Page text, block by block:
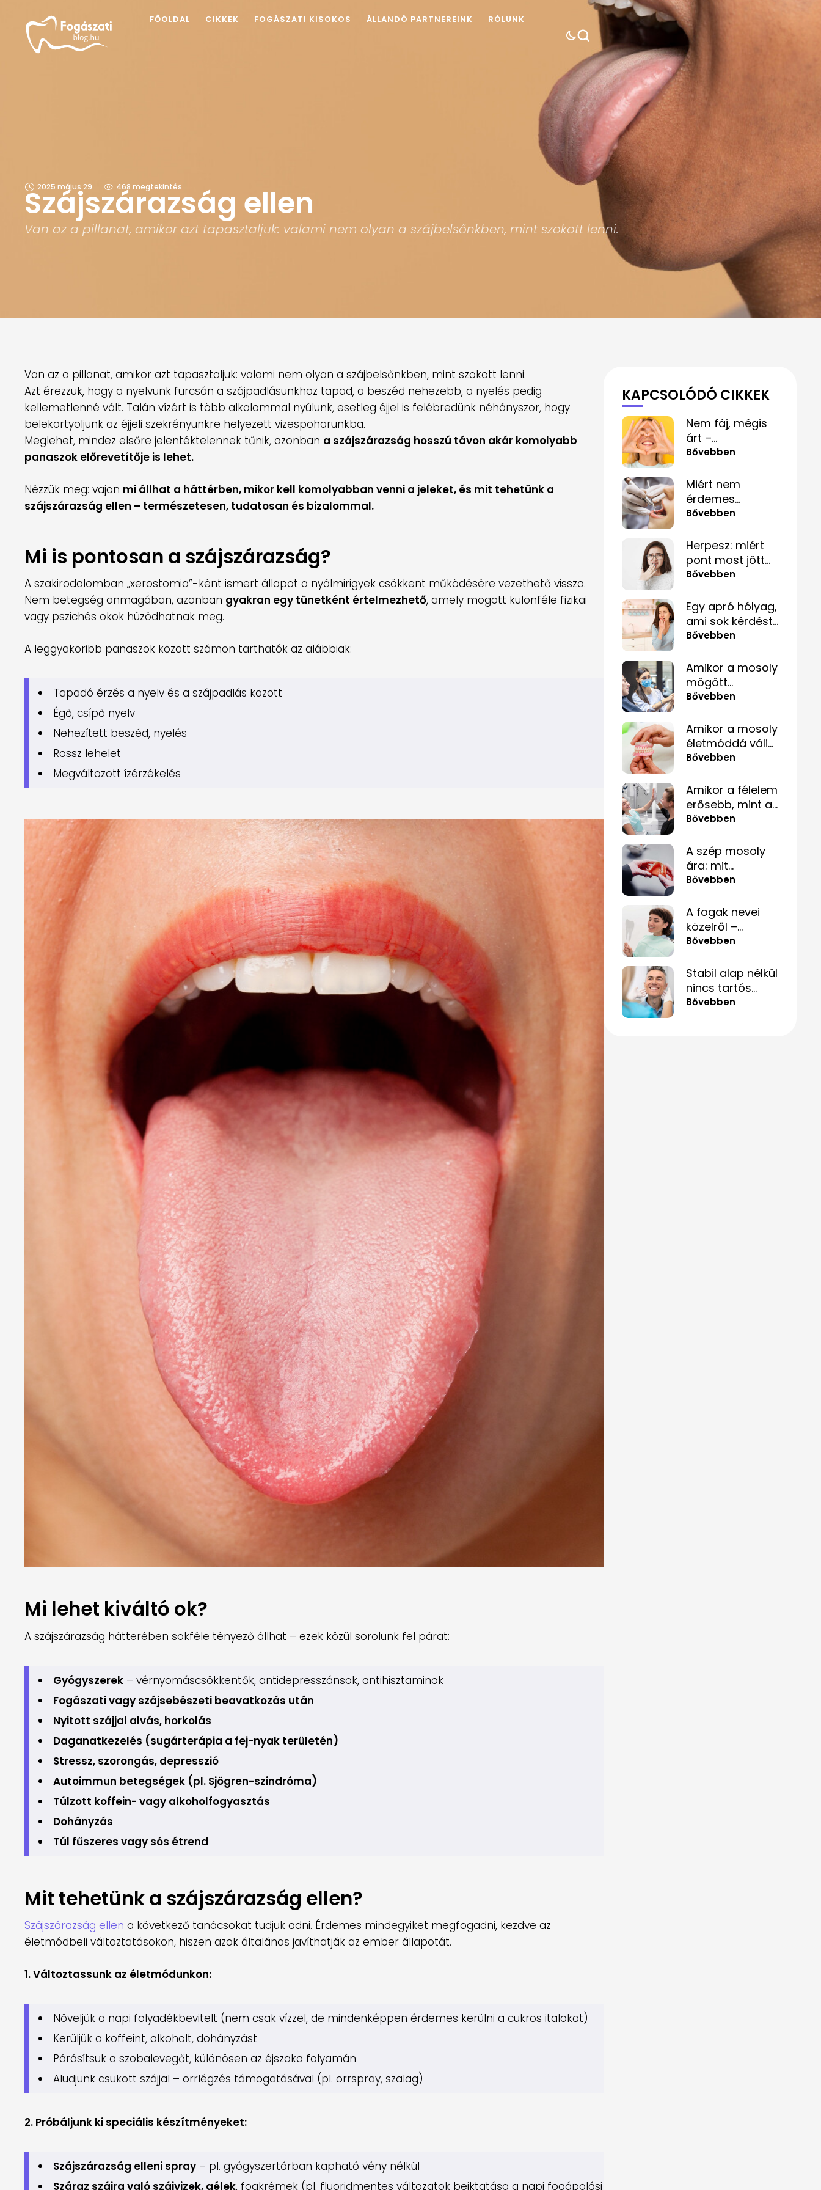
FŐOLDAL CIKKEK FOGÁSZATI KISOKOS ÁLLANDÓ PARTNEREINK RÓLUNK
2025 május 29. 468 megtekintés
Szájszárazság ellen
Van az a pillanat, amikor azt tapasztaljuk: valami nem olyan a szájbelsőnkben, mint szokott lenni.
Van az a pillanat, amikor azt tapasztaljuk: valami nem olyan a szájbelsőnkben, mint szokott lenni.
Azt érezzük, hogy a nyelvünk furcsán a szájpadlásunkhoz tapad, a beszéd nehezebb, a nyelés pedig
kellemetlenné vált. Talán vízért is több alkalommal nyúlunk, esetleg éjjel is felébredünk néhányszor, hogy
belekortyoljunk az éjjeli szekrényünkre helyezett vizespoharunkba.
Meglehet, mindez elsőre jelentéktelennek tűnik, azonban a szájszárazság hosszú távon akár komolyabb
panaszok előrevetítője is lehet.
Nézzük meg: vajon mi állhat a háttérben, mikor kell komolyabban venni a jeleket, és mit tehetünk a
szájszárazság ellen – természetesen, tudatosan és bizalommal.
Mi is pontosan a szájszárazság?
A szakirodalomban „xerostomia”-ként ismert állapot a nyálmirigyek csökkent működésére vezethető vissza.
Nem betegség önmagában, azonban gyakran egy tünetként értelmezhető, amely mögött különféle fizikai
vagy pszichés okok húzódhatnak meg.
A leggyakoribb panaszok között számon tarthatók az alábbiak:
Tapadó érzés a nyelv és a szájpadlás között
Égő, csípő nyelv
Nehezített beszéd, nyelés
Rossz lehelet
Megváltozott ízérzékelés
Mi lehet kiváltó ok?
A szájszárazság hátterében sokféle tényező állhat – ezek közül sorolunk fel párat:
Gyógyszerek – vérnyomáscsökkentők, antidepresszánsok, antihisztaminok
Fogászati vagy szájsebészeti beavatkozás után
Nyitott szájjal alvás, horkolás
Daganatkezelés (sugárterápia a fej-nyak területén)
Stressz, szorongás, depresszió
Autoimmun betegségek (pl. Sjögren-szindróma)
Túlzott koffein- vagy alkoholfogyasztás
Dohányzás
Túl fűszeres vagy sós étrend
Mit tehetünk a szájszárazság ellen?
Szájszárazság ellen a következő tanácsokat tudjuk adni. Érdemes mindegyiket megfogadni, kezdve az
életmódbeli változtatásokon, hiszen azok általános javíthatják az ember állapotát.
1. Változtassunk az életmódunkon:
Növeljük a napi folyadékbevitelt (nem csak vízzel, de mindenképpen érdemes kerülni a cukros italokat)
Kerüljük a koffeint, alkoholt, dohányzást
Párásítsuk a szobalevegőt, különösen az éjszaka folyamán
Aludjunk csukott szájjal – orrlégzés támogatásával (pl. orrspray, szalag)
2. Próbáljunk ki speciális készítményeket:
Szájszárazság elleni spray – pl. gyógyszertárban kapható vény nélkül
Száraz szájra való szájvizek, gélek, fogkrémek (pl. fluoridmentes változatok beiktatása a napi fogápolási
KAPCSOLÓDÓ CIKKEK
Nem fáj, mégis
árt –
mindennapi
amelyek
alattomosan
rombolják a
Bővebben
Miért nem
érdemes
félvállról venni a
kérdését?
Bővebben
Herpesz: miért
pont most jött
elő, és hogyan
minél
gyorsabban?
Bővebben
Egy apró hólyag,
ami sok kérdést
felvet
Bővebben
Amikor a mosoly
mögött
szorongás
Bővebben
Amikor a mosoly
életmóddá válik
– fogpótlás
tabuk nélkül
Bővebben
Amikor a félelem
erősebb, mint a
fájdalom – és
mégis túllépni
rajta
Bővebben
A szép mosoly
ára: mit
érdemes tudnod
mielőtt döntesz?
Bővebben
A fogak nevei
közelről –
hogyan segít ez
„valami fáj
hátul”?
Bővebben
Stabil alap nélkül
nincs tartós
mosoly – amit a
Bővebben